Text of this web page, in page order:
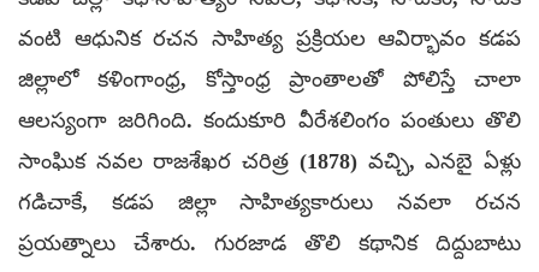
వంటి ఆధునిక రచన సాహిత్య ప్రక్రియల ఆవిర్భావం కడప
జిల్లాలో కళింగాంధ్ర, కోస్తాంధ్ర ప్రాంతాలతో పోలిస్తే చాలా
ఆలస్యంగా జరిగింది. కందుకూరి వీరేశలింగం పంతులు తొలి
సాంఘిక నవల రాజశేఖర చరిత్ర (1878) వచ్చి, ఎనబై ఏళ్లు
గడిచాకే, కడప జిల్లా సాహిత్యకారులు నవలా రచన
ప్రయత్నాలు చేశారు. గురజాడ తొలి కథానిక దిద్దుబాటు